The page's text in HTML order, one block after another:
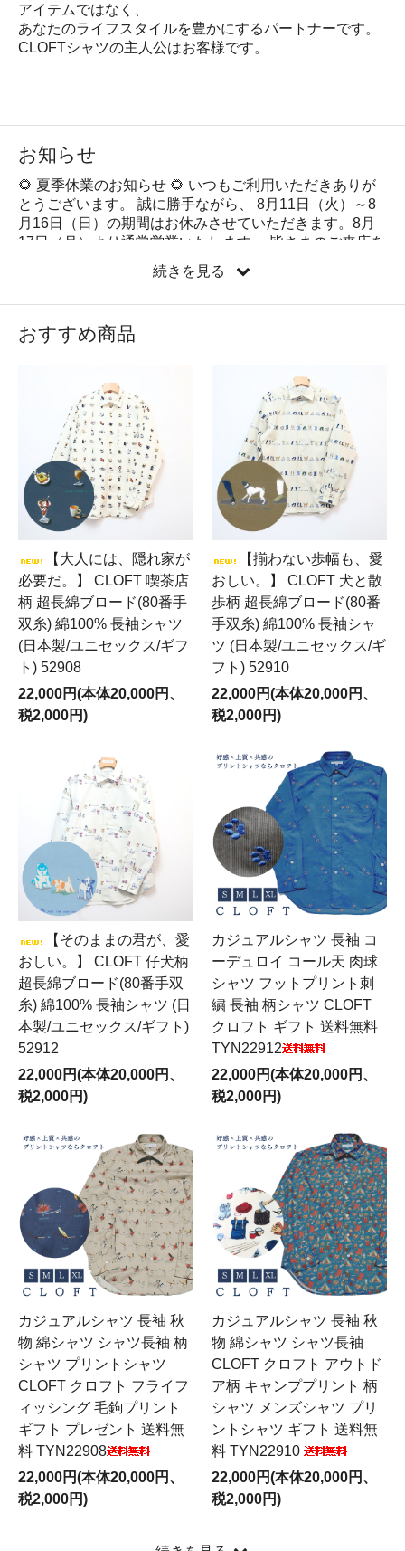
アイテムではなく、
あなたのライフスタイルを豊かにするパートナーです。
CLOFTシャツの主人公はお客様です。
お知らせ
🌻 夏季休業のお知らせ 🌻 いつもご利用いただきありが
とうございます。 誠に勝手ながら、 8月11日（火）～8
月16日（日）の期間はお休みさせていただきます。8月
17日（月）より通常営業いたします。 皆さまのご来店を
心よりお待ちしております。 休業期間中にいただいたお
問い合わせにつきましては、 8月17日（月）以降、順次
す。
続きを見る
おすすめ商品
【大人には、隠れ家が
必要だ。】 CLOFT 喫茶店
柄 超長綿ブロード(80番手
双糸) 綿100% 長袖シャツ
(日本製/ユニセックス/ギフ
ト) 52908
22,000円(本体20,000円、
税2,000円)
【揃わない歩幅も、愛
おしい。】 CLOFT 犬と散
歩柄 超長綿ブロード(80番
手双糸) 綿100% 長袖シャ
ツ (日本製/ユニセックス/ギ
フト) 52910
22,000円(本体20,000円、
税2,000円)
【そのままの君が、愛
おしい。】 CLOFT 仔犬柄
超長綿ブロード(80番手双
糸) 綿100% 長袖シャツ (日
本製/ユニセックス/ギフト)
52912
22,000円(本体20,000円、
税2,000円)
カジュアルシャツ 長袖 コ
ーデュロイ コール天 肉球
シャツ フットプリント刺
繍 長袖 柄シャツ CLOFT
クロフト ギフト 送料無料
TYN22912
22,000円(本体20,000円、
税2,000円)
カジュアルシャツ 長袖 秋
物 綿シャツ シャツ長袖 柄
シャツ プリントシャツ
CLOFT クロフト フライフ
ィッシング 毛鉤プリント
ギフト プレゼント 送料無
料 TYN22908
22,000円(本体20,000円、
税2,000円)
カジュアルシャツ 長袖 秋
物 綿シャツ シャツ長袖
CLOFT クロフト アウトド
ア柄 キャンププリント 柄
シャツ メンズシャツ プリ
ントシャツ ギフト 送料無
料 TYN22910
22,000円(本体20,000円、
税2,000円)